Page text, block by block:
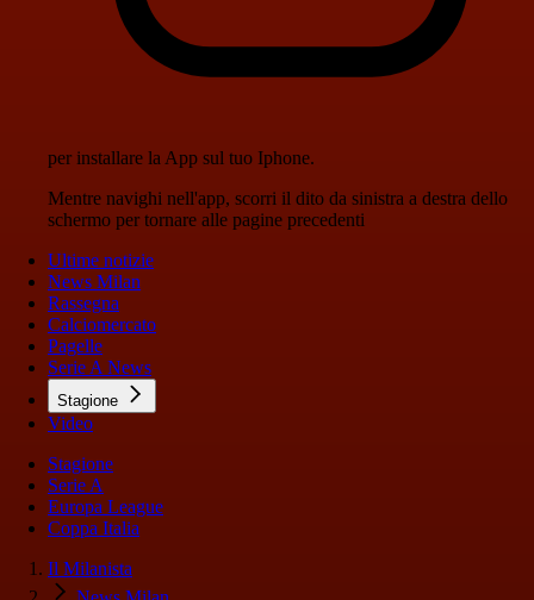
per installare la App sul tuo Iphone.
Mentre navighi nell'app, scorri il dito da sinistra a destra dello
schermo per tornare alle pagine precedenti
Ultime notizie
News Milan
Rassegna
Calciomercato
Pagelle
Serie A News
Stagione
Video
Stagione
Serie A
Europa League
Coppa Italia
Il Milanista